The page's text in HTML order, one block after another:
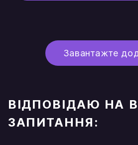
Завантажте
ВІДПОВІДАЮ НА
ЗАПИТАННЯ: